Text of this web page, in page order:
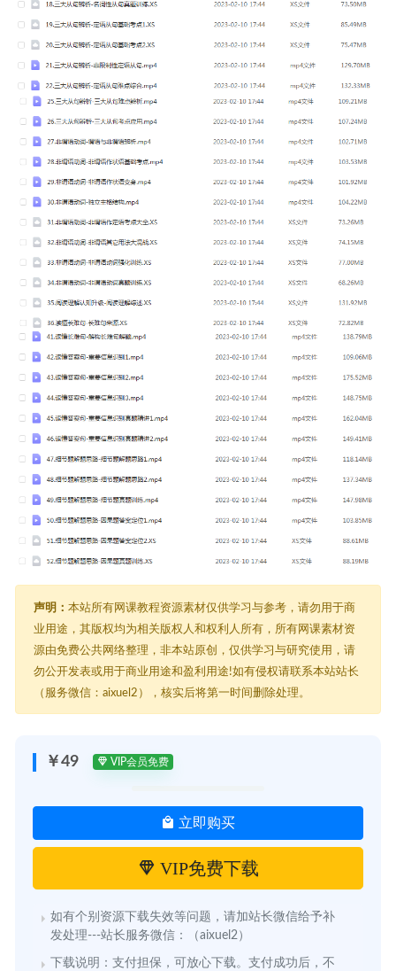
声明： 本站所有网课教程资源素材仅供学习与参考，请勿用于商
业用途，其版权均为相关版权人和权利人所有，所有网课素材资
源由免费公共网络整理，非本站原创，仅供学习与研究使用，请
勿公开发表或用于商业用途和盈利用途!如有侵权请联系本站站长
（服务微信：aixuel2），核实后将第一时间删除处理。
￥49 VIP会员免费
立即购买
VIP免费下载
如有个别资源下载失效等问题，请加站长微信给予补
发处理---站长服务微信：（aixuel2）
下载说明：支付担保，可放心下载。支付成功后，不